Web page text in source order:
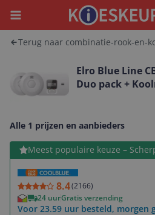
Menu
Terug naar combinatie-rook-en-
Elro Blue Line
Duo pack +
Alle 1 prijzen en aanbieders
Meest populaire keuze –
8.4(2166)
24 uurGratis verzending
Voor 23.59 uur besteld, morgen
Bekijk product